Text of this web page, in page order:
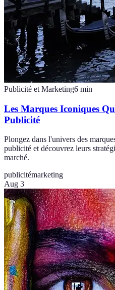
Publicité et Marketing6 min
Les Marques Iconiques
Publicité
Plongez dans l'univers des
publicité et découvrez leurs
marché.
publicitémarketing
Aug 3